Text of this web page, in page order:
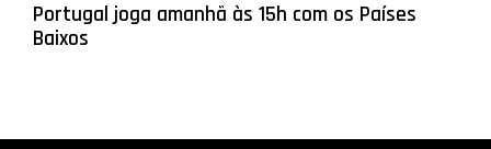
Portugal joga amanhã às 15h com os Países
Baixos